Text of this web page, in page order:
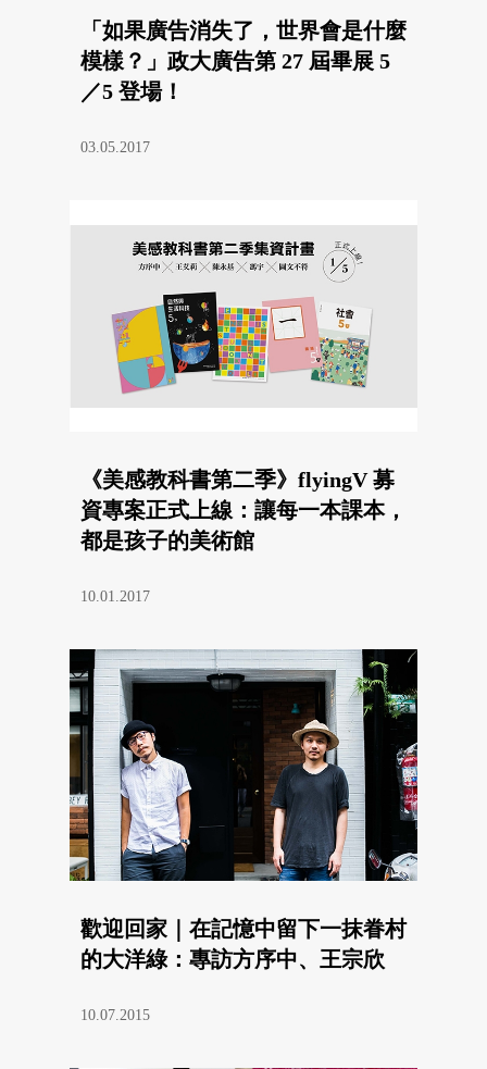
「如果廣告消失了，世界會是什麼
模樣？」政大廣告第 27 屆畢展 5
／5 登場！
03.05.2017
《美感教科書第二季》flyingV 募
資專案正式上線：讓每一本課本，
都是孩子的美術館
10.01.2017
歡迎回家｜在記憶中留下一抹眷村
的大洋綠：專訪方序中、王宗欣
10.07.2015